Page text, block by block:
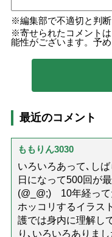
編集部で不適切と判
寄せられたコメント
能性がございます。予め
最近のコメント
ももりん3030
いろいろあって､し
日になって500回が
(@_@;) 10年経っ
ホッコリするイラ
護では身内に理解し
り､いろいろありま